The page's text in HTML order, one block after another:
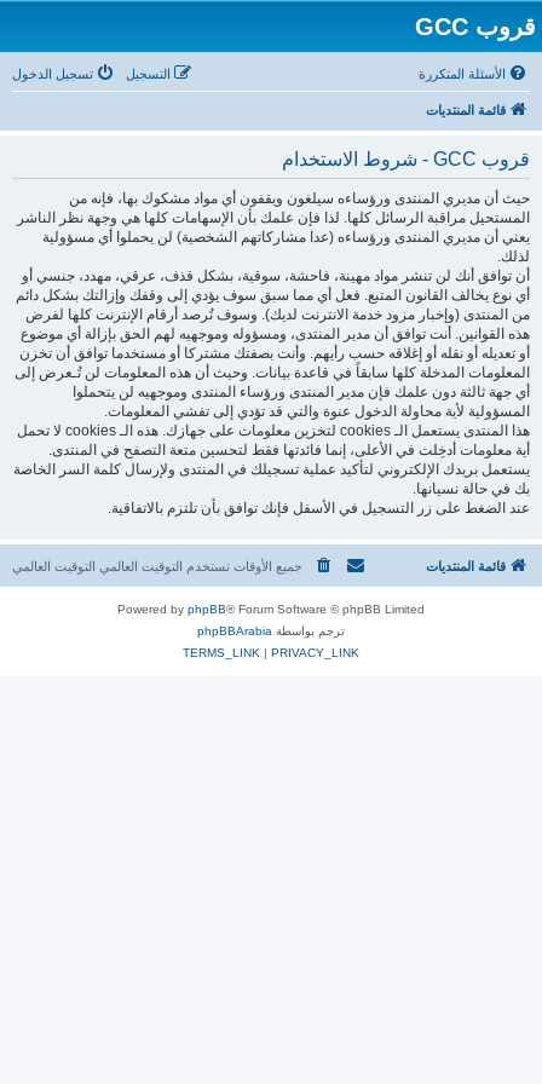
قروب GCC
الأسئلة المتكررة تسجيل الدخول التسجيل
قائمة المنتديات
قروب GCC - شروط الاستخدام
حيث أن مديري المنتدى ورؤساءه سيلغون ويقفون أي مواد مشكوك بها، فإنه من
المستحيل مراقبة الرسائل كلها. لذا فإن علمك بأن الإسهامات كلها هي وجهة نظر الناشر
يعني أن مديري المنتدى ورؤساءه (عدا مشاركاتهم الشخصية) لن يحملوا أي مسؤولية
لذلك.
أن توافق أنك لن تنشر مواد مهينة، فاحشة، سوقية، بشكل قذف، عرقي، مهدد، جنسي أو
أي نوع يخالف القانون المتبع. فعل أي مما سبق سوف يؤدي إلى وقفك وإزالتك بشكل دائم
من المنتدى (وإخبار مزود خدمة الانترنت لديك). وسوف تُرصد أرقام الإنترنت كلها لفرض
هذه القوانين. أنت توافق أن مدير المنتدى، ومسؤوله وموجهيه لهم الحق بإزالة أي موضوع
أو تعديله أو نقله أو إغلاقه حسب رأيهم. وأنت بصفتك مشتركا أو مستخدما توافق أن تخزن
المعلومات المدخلة كلها سابقاً في قاعدة بيانات. وحيث أن هذه المعلومات لن تُـعرض إلى
أي جهة ثالثة دون علمك فإن مدير المنتدى ورؤساء المنتدى وموجهيه لن يتحملوا
المسؤولية لأية محاولة الدخول عنوة والتي قد تؤدي إلى تفشي المعلومات.
هذا المنتدى يستعمل الـ cookies لتخزين معلومات على جهازك. هذه الـ cookies لا تحمل
أية معلومات أدخِلت في الأعلى، إنما فائدتها فقط لتحسين متعة التصفح في المنتدى.
يستعمل بريدك الإلكتروني لتأكيد عملية تسجيلك في المنتدى ولإرسال كلمة السر الخاصة
بك في حالة نسيانها.
عند الضغط على زر التسجيل في الأسفل فإنك توافق بأن تلتزم بالاتفاقية.
قائمة المنتديات جميع الأوقات تستخدم التوقيت العالمي التوقيت العالمي
Powered by phpBB® Forum Software © phpBB Limited
ترجم بواسطة phpBBArabia
PRIVACY_LINK
|
TERMS_LINK